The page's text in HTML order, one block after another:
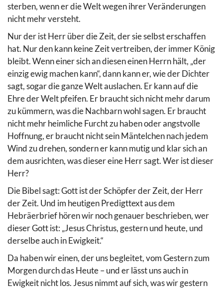
sterben, wenn er die Welt wegen ihrer Veränderungen
nicht mehr versteht.
Nur der ist Herr über die Zeit, der sie selbst erschaffen
hat. Nur den kann keine Zeit vertreiben, der immer König
bleibt. Wenn einer sich an diesen einen Herrn hält, „der
einzig ewig machen kann“, dann kann er, wie der Dichter
sagt, sogar die ganze Welt auslachen. Er kann auf die
Ehre der Welt pfeifen. Er braucht sich nicht mehr darum
zu kümmern, was die Nachbarn wohl sagen. Er braucht
nicht mehr heimliche Furcht zu haben oder angstvolle
Hoffnung, er braucht nicht sein Mäntelchen nach jedem
Wind zu drehen, sondern er kann mutig und klar sich an
dem ausrichten, was dieser eine Herr sagt. Wer ist dieser
Herr?
Die Bibel sagt: Gott ist der Schöpfer der Zeit, der Herr
der Zeit. Und im heutigen Predigttext aus dem
Hebräerbrief hören wir noch genauer beschrieben, wer
dieser Gott ist: „Jesus Christus, gestern und heute, und
derselbe auch in Ewigkeit.“
Da haben wir einen, der uns begleitet, vom Gestern zum
Morgen durch das Heute – und er lässt uns auch in
Ewigkeit nicht los. Jesus nimmt auf sich, was wir gestern